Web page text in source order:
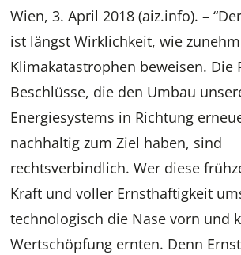
Wien, 3. April 2018 (aiz.info). –
ist längst Wirklichkeit, wie
Klimakatastrophen beweisen. Die
Beschlüsse, die den Umbau
Energiesystems in Richtung
nachhaltig zum Ziel haben, sind
rechtsverbindlich. Wer diese
Kraft und voller Ernsthaftigkeit
technologisch die Nase vorn und
Wertschöpfung ernten. Denn